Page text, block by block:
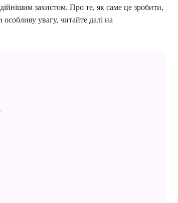
захистом. Про те, як саме це зробити,
увагу, читайте далі на